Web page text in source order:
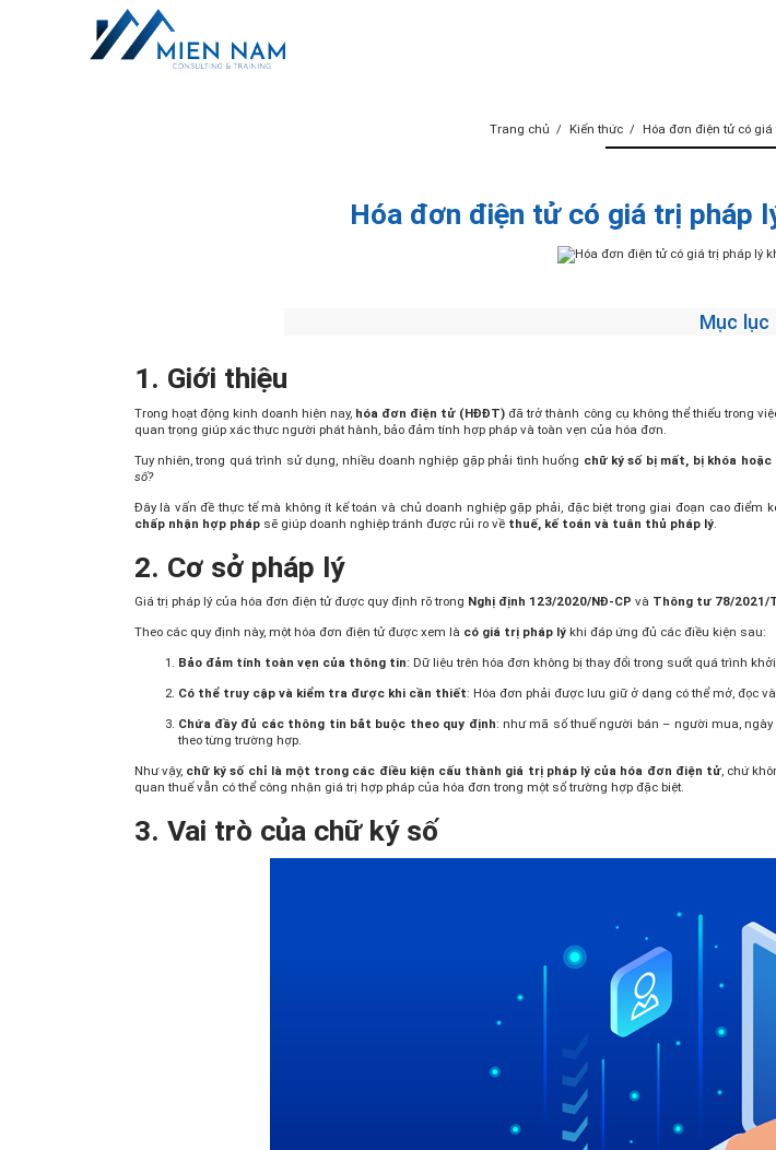
Trang chủ Kiến thức Hóa đơn điện tử có
Hóa đơn điện tử có giá trị pháp
Mục lục
1. Giới thiệu
Trong hoạt động kinh doanh hiện nay, hóa đơn điện tử (HĐĐT) đã trở thành công cụ không thể thiếu trong
quan trọng giúp xác thực người phát hành, bảo đảm tính hợp pháp và toàn vẹn của hóa đơn.
Tuy nhiên, trong quá trình sử dụng, nhiều doanh nghiệp gặp phải tình huống chữ ký số bị mất, bị khóa hoặc
số?
Đây là vấn đề thực tế mà không ít kế toán và chủ doanh nghiệp gặp phải, đặc biệt trong giai đoạn cao điểm
chấp nhận hợp phápsẽ giúp doanh nghiệp tránh được rủi ro về thuế, kế toán và tuân thủ pháp lý.
2. Cơ sở pháp lý
Giá trị pháp lý của hóa đơn điện tử được quy định rõ trong Nghị định 123/2020/NĐ-CP và Thông tư 78/2021/
Theo các quy định này, một hóa đơn điện tử được xem là có giá trị pháp lýkhi đáp ứng đủ các điều kiện sau:
Bảo đảm tính toàn vẹn của thông tin: Dữ liệu trên hóa đơn không bị thay đổi trong suốt quá trình
Có thể truy cập và kiểm tra được khi cần thiết: Hóa đơn phải được lưu giữ ở dạng có thể mở, đọc
Chứa đầy đủ các thông tin bắt buộc theo quy định: như mã số thuế người bán – người mua,
theo từng trường hợp.
Như vậy, chữ ký số chỉ là một trong các điều kiện cấu thành giá trị pháp lý của hóa đơn điện tử, chứ
quan thuế vẫn có thể công nhận giá trị hợp pháp của hóa đơn trong một số trường hợp đặc biệt.
3. Vai trò của chữ ký số